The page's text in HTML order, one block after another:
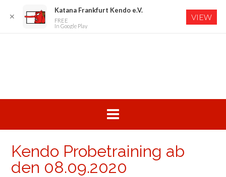
Kendo Probetraining ab
den 08.09.2020
✕
Katana Frankfurt Kendo e.V.
FREE
In Google Play
VIEW